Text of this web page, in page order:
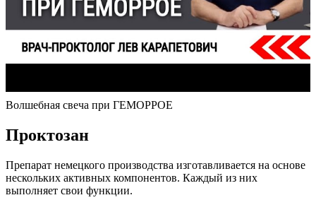
Волшебная свеча при ГЕМОРРОЕ
Проктозан
Препарат немецкого производства изготавливается на основе
нескольких активных компонентов. Каждый из них
выполняет свои функции.